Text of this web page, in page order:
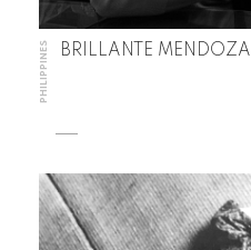
PHILIPPINES BRILLANTE MENDOZA